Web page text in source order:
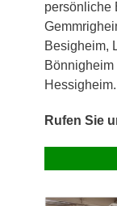
persönliche
Besigheim,
Rufen Sie